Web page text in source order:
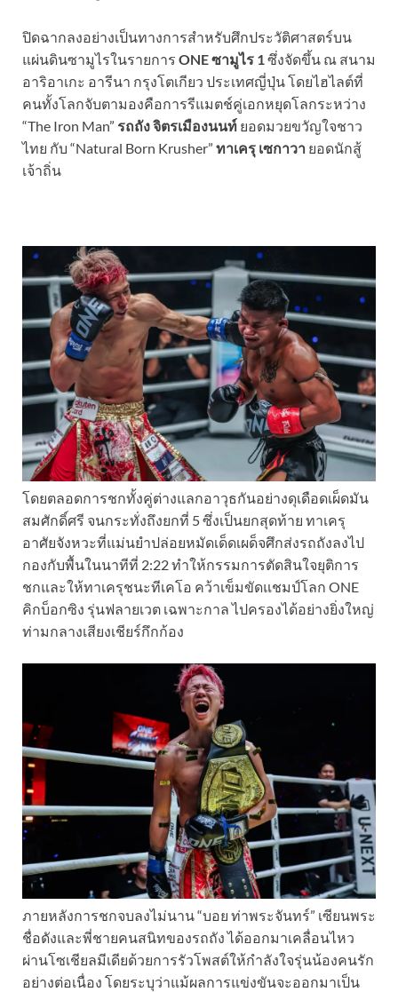
ปิดฉากลงอย่างเป็นทางการสำหรับศึกประวัติศาสตร์บน
แผ่นดินซามูไรในรายการ ONE ซามูไร 1 ซึ่งจัดขึ้น ณ สนาม
อาริอาเกะ อารีนา กรุงโตเกียว ประเทศญี่ปุ่น โดยไฮไลต์ที่
คนทั้งโลกจับตามองคือการรีแมตช์คู่เอกหยุดโลกระหว่าง
“The Iron Man” รถถัง จิตรเมืองนนท์ ยอดมวยขวัญใจชาว
ไทย กับ “Natural Born Krusher” ทาเครุ เซกาวา ยอดนักสู้
เจ้าถิ่น
โดยตลอดการชกทั้งคู่ต่างแลกอาวุธกันอย่างดุเดือดเผ็ดมัน
สมศักดิ์ศรี จนกระทั่งถึงยกที่ 5 ซึ่งเป็นยกสุดท้าย ทาเครุ
อาศัยจังหวะที่แม่นยำปล่อยหมัดเด็ดเผด็จศึกส่งรถถังลงไป
กองกับพื้นในนาทีที่ 2:22 ทำให้กรรมการตัดสินใจยุติการ
ชกและให้ทาเครุชนะทีเคโอ คว้าเข็มขัดแชมป์โลก ONE
คิกบ็อกซิง รุ่นฟลายเวต เฉพาะกาล ไปครองได้อย่างยิ่งใหญ่
ท่ามกลางเสียงเชียร์กึกก้อง
ภายหลังการชกจบลงไม่นาน “บอย ท่าพระจันทร์” เซียนพระ
ชื่อดังและพี่ชายคนสนิทของรถถัง ได้ออกมาเคลื่อนไหว
ผ่านโซเชียลมีเดียด้วยการรัวโพสต์ให้กำลังใจรุ่นน้องคนรัก
อย่างต่อเนื่อง โดยระบุว่าแม้ผลการแข่งขันจะออกมาเป็น